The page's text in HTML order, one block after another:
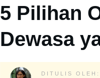
5 Pilihan
Dewasa
DITULIS OLEH: